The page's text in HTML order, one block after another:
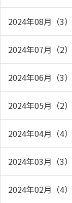
2024年08月（3）
2024年07月（2）
2024年06月（3）
2024年05月（2）
2024年04月（4）
2024年03月（3）
2024年02月（4）